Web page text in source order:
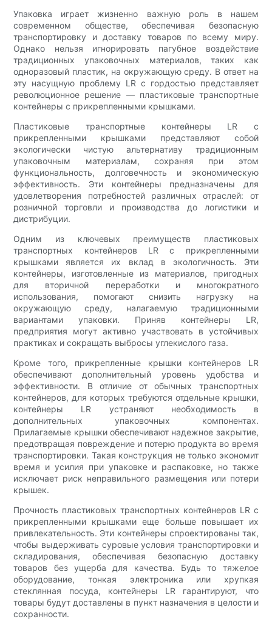
Упаковка играет жизненно важную роль в нашем
современном обществе, обеспечивая безопасную
транспортировку и доставку товаров по всему миру.
Однако нельзя игнорировать пагубное воздействие
традиционных упаковочных материалов, таких как
одноразовый пластик, на окружающую среду. В ответ на
эту насущную проблему LR с гордостью представляет
революционное решение — пластиковые транспортные
контейнеры с прикрепленными крышками.
Пластиковые транспортные контейнеры LR с
прикрепленными крышками представляют собой
экологически чистую альтернативу традиционным
упаковочным материалам, сохраняя при этом
функциональность, долговечность и экономическую
эффективность. Эти контейнеры предназначены для
удовлетворения потребностей различных отраслей: от
розничной торговли и производства до логистики и
дистрибуции.
Одним из ключевых преимуществ пластиковых
транспортных контейнеров LR с прикрепленными
крышками является их вклад в экологичность. Эти
контейнеры, изготовленные из материалов, пригодных
для вторичной переработки и многократного
использования, помогают снизить нагрузку на
окружающую среду, налагаемую традиционными
вариантами упаковки. Приняв контейнеры LR,
предприятия могут активно участвовать в устойчивых
практиках и сокращать выбросы углекислого газа.
Кроме того, прикрепленные крышки контейнеров LR
обеспечивают дополнительный уровень удобства и
эффективности. В отличие от обычных транспортных
контейнеров, для которых требуются отдельные крышки,
контейнеры LR устраняют необходимость в
дополнительных упаковочных компонентах.
Прилагаемые крышки обеспечивают надежное закрытие,
предотвращая повреждение и потерю продукта во время
транспортировки. Такая конструкция не только экономит
время и усилия при упаковке и распаковке, но также
исключает риск неправильного размещения или потери
крышек.
Прочность пластиковых транспортных контейнеров LR с
прикрепленными крышками еще больше повышает их
привлекательность. Эти контейнеры спроектированы так,
чтобы выдерживать суровые условия транспортировки и
складирования, обеспечивая безопасную доставку
товаров без ущерба для качества. Будь то тяжелое
оборудование, тонкая электроника или хрупкая
стеклянная посуда, контейнеры LR гарантируют, что
товары будут доставлены в пункт назначения в целости и
сохранности.